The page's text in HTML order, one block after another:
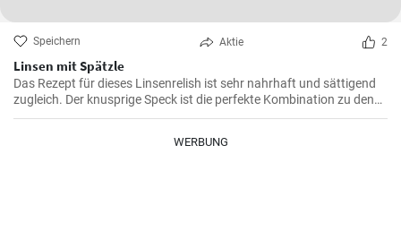
Speichern Aktie 2
Linsen mit Spätzle
Das Rezept für dieses Linsenrelish ist sehr nahrhaft und sättigend
zugleich. Der knusprige Speck ist die perfekte Kombination zu den
Linsen, dem Gemüse und den Spätzle.
WERBUNG